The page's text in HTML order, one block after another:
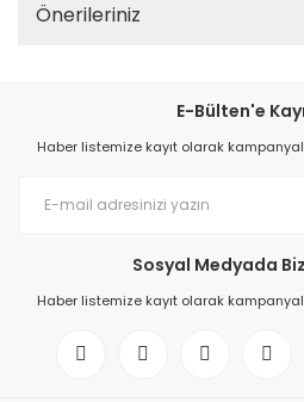
Önerileriniz
E-Bülten'e
Haber listemize kayıt olarak
Sosyal Medyada
Haber listemize kayıt olarak